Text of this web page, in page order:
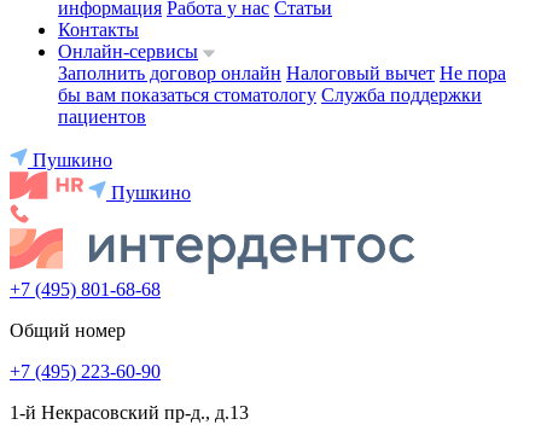
информация Работа у нас Статьи
Контакты
Онлайн-сервисы
Заполнить договор онлайн Налоговый вычет Не пора
бы вам показаться стоматологу Служба поддержки
пациентов
Пушкино
Пушкино
+7 (495) 801-68-68
Общий номер
+7 (495) 223-60-90
1-й Некрасовский пр-д., д.13